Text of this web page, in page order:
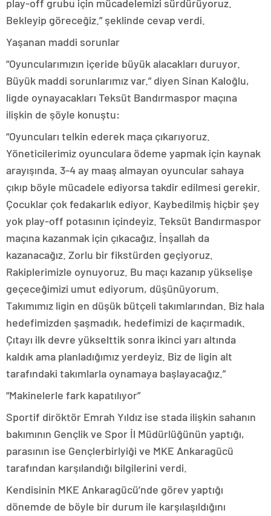
play-off grubu için mücadelemizi sürdürüyoruz.
Bekleyip göreceğiz.” şeklinde cevap verdi.
Yaşanan maddi sorunlar
“Oyuncularımızın içeride büyük alacakları duruyor.
Büyük maddi sorunlarımız var.” diyen Sinan Kaloğlu,
ligde oynayacakları Teksüt Bandırmaspor maçına
ilişkin de şöyle konuştu:
“Oyuncuları telkin ederek maça çıkarıyoruz.
Yöneticilerimiz oyunculara ödeme yapmak için kaynak
arayışında. 3-4 ay maaş almayan oyuncular sahaya
çıkıp böyle mücadele ediyorsa takdir edilmesi gerekir.
Çocuklar çok fedakarlık ediyor. Kaybedilmiş hiçbir şey
yok play-off potasının içindeyiz. Teksüt Bandırmaspor
maçına kazanmak için çıkacağız. İnşallah da
kazanacağız. Zorlu bir fikstürden geçiyoruz.
Rakiplerimizle oynuyoruz. Bu maçı kazanıp yükselişe
geçeceğimizi umut ediyorum, düşünüyorum.
Takımımız ligin en düşük bütçeli takımlarından. Biz hala
hedefimizden şaşmadık, hedefimizi de kaçırmadık.
Çıtayı ilk devre yükselttik sonra ikinci yarı altında
kaldık ama planladığımız yerdeyiz. Biz de ligin alt
tarafındaki takımlarla oynamaya başlayacağız.”
“Makinelerle fark kapatılıyor”
Sportif diröktör Emrah Yıldız ise stada ilişkin sahanın
bakımının Gençlik ve Spor İl Müdürlüğünün yaptığı,
parasının ise Gençlerbirlyiği ve MKE Ankaragücü
tarafından karşılandığı bilgilerini verdi.
Kendisinin MKE Ankaragücü’nde görev yaptığı
dönemde de böyle bir durum ile karşılaşıldığını